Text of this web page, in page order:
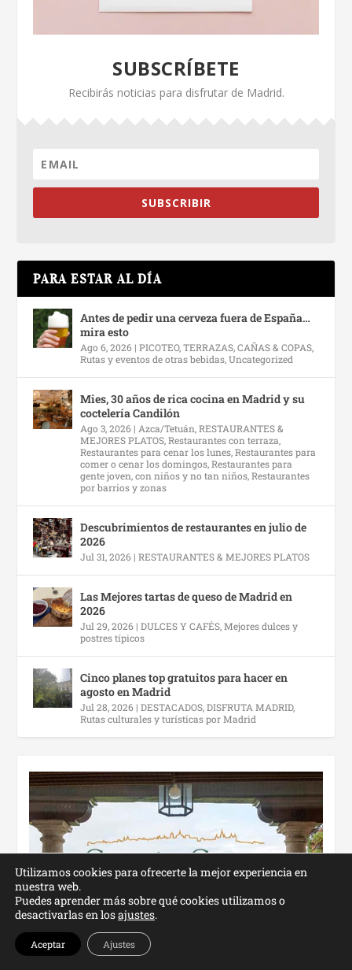
SUBSCRÍBETE
Recibirás noticias para disfrutar de Madrid.
SUBSCRIBIR
PARA ESTAR AL DÍA
Antes de pedir una cerveza fuera de España…
mira esto
Ago 6, 2026 |PICOTEO, TERRAZAS, CAÑAS & COPAS,
Rutas y eventos de otras bebidas,Uncategorized
Mies, 30 años de rica cocina en Madrid y su
coctelería Candilón
Ago 3, 2026 | Azca/Tetuán,RESTAURANTES &
MEJORES PLATOS,Restaurantes con terraza,
Restaurantes para cenar los lunes,Restaurantes para
comer o cenar los domingos,Restaurantes para
gente joven, con niños y no tan niños,Restaurantes
por barrios y zonas
Descubrimientos de restaurantes en julio de
2026
Jul 31, 2026 |RESTAURANTES & MEJORES PLATOS
Las Mejores tartas de queso de Madrid en
2026
Jul 29, 2026 |DULCES Y CAFÉS,Mejores dulces y
postres típicos
Cinco planes top gratuitos para hacer en
agosto en Madrid
Jul 28, 2026 |DESTACADOS,DISFRUTA MADRID,
Rutas culturales y turísticas por Madrid
Utilizamos cookies para ofrecerte la mejor experiencia en
nuestra web.
Puedes aprender más sobre qué cookies utilizamos o
desactivarlas en losajustes.
Aceptar Ajustes